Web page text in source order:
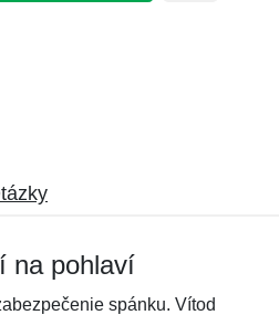
na pohlaví
spánku. Vítod